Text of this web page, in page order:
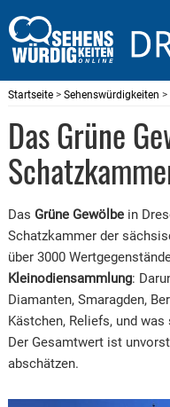
Startseite> Sehenswürdigkeiten >
Das Grüne
Das Grüne Gewölbein
Schatzkammer der
über 3000
Kleinodiensammlung:
Diamanten, Smaragden,
Kästchen, Reliefs, und
Der Gesamtwert ist
abschätzen.